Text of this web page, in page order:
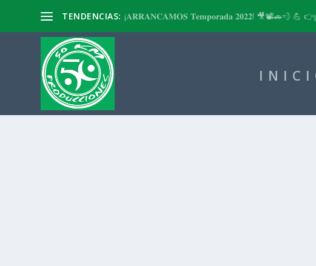
TENDENCIAS: ¡𝐀𝐑𝐑𝐀𝐍𝐂𝐀𝐌𝐎𝐒 𝐓𝐞𝐦𝐩𝐨𝐫𝐚𝐝𝐚 𝟐𝟎𝟐𝟐! 🎥📽🚗💨 💪